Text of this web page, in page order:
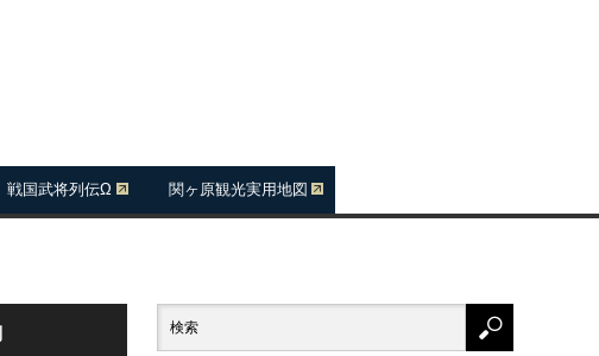
戦国武将列伝Ω 関ヶ原観光実用地図